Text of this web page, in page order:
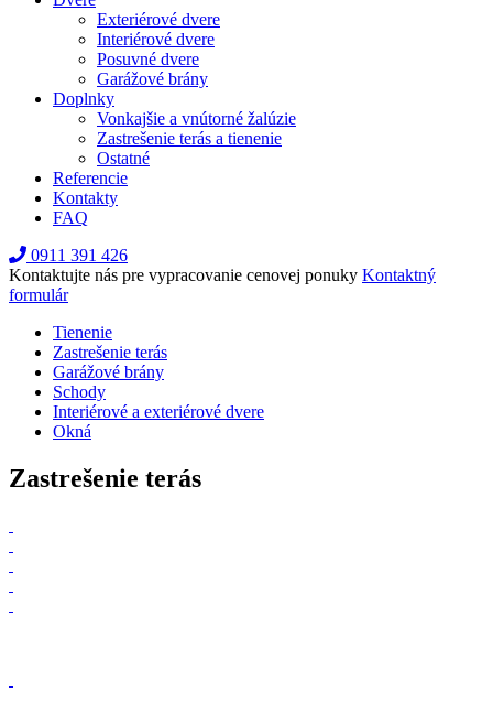
Exteriérové dvere
Interiérové dvere
Posuvné dvere
Garážové brány
Doplnky
Vonkajšie a vnútorné žalúzie
Zastrešenie terás a tienenie
Ostatné
Referencie
Kontakty
FAQ
0911 391 426
Kontaktujte nás pre vypracovanie cenovej ponuky Kontaktný
formulár
Tienenie
Zastrešenie terás
Garážové brány
Schody
Interiérové a exteriérové dvere
Okná
Zastrešenie terás